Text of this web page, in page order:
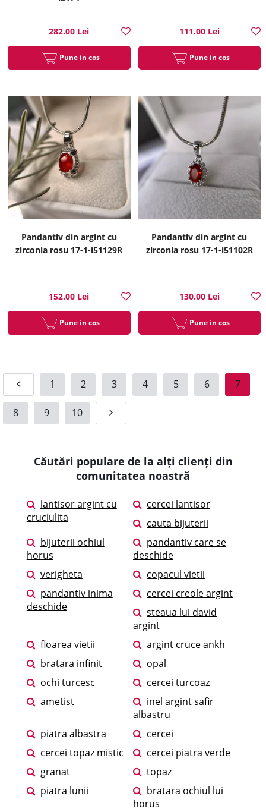
282.00 Lei
Pune in cos
111.00 Lei
Pune in cos
Pandantiv din argint cu
zirconia rosu 17-1-i51129R
152.00 Lei
Pune in cos
Pandantiv din argint cu
zirconia rosu 17-1-i51102R
130.00 Lei
Pune in cos
1 2 3 4 5 6 7
8 9 10
Căutări populare de la alți clienți din
comunitatea noastră
lantisor argint cu
cruciulita
cercei lantisor
cauta bijuterii
bijuterii ochiul
horus
pandantiv care se
deschide
verigheta
copacul vietii
pandantiv inima
deschide
cercei creole argint
steaua lui david
argint
floarea vietii
argint cruce ankh
bratara infinit
opal
ochi turcesc
cercei turcoaz
ametist
inel argint safir
albastru
piatra albastra
cercei
cercei topaz mistic
cercei piatra verde
granat
topaz
piatra lunii
bratara ochiul lui
horus